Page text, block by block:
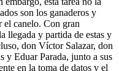
son los ganaderos y
el canelo. Con gran
llegada y partida de estas y
don Víctor Salazar, don
y Eduar Parada, junto a sus
en la toma de datos y el